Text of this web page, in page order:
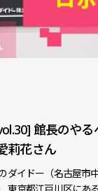
館長のや
莉花さん
ダイドー（名古屋市